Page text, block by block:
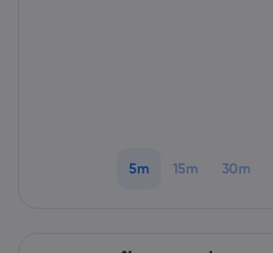
5m 15m 30m